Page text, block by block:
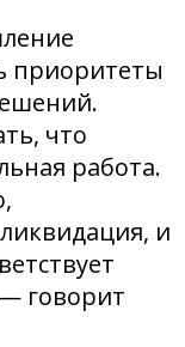
приоритеты
что
работа.
и
говорит